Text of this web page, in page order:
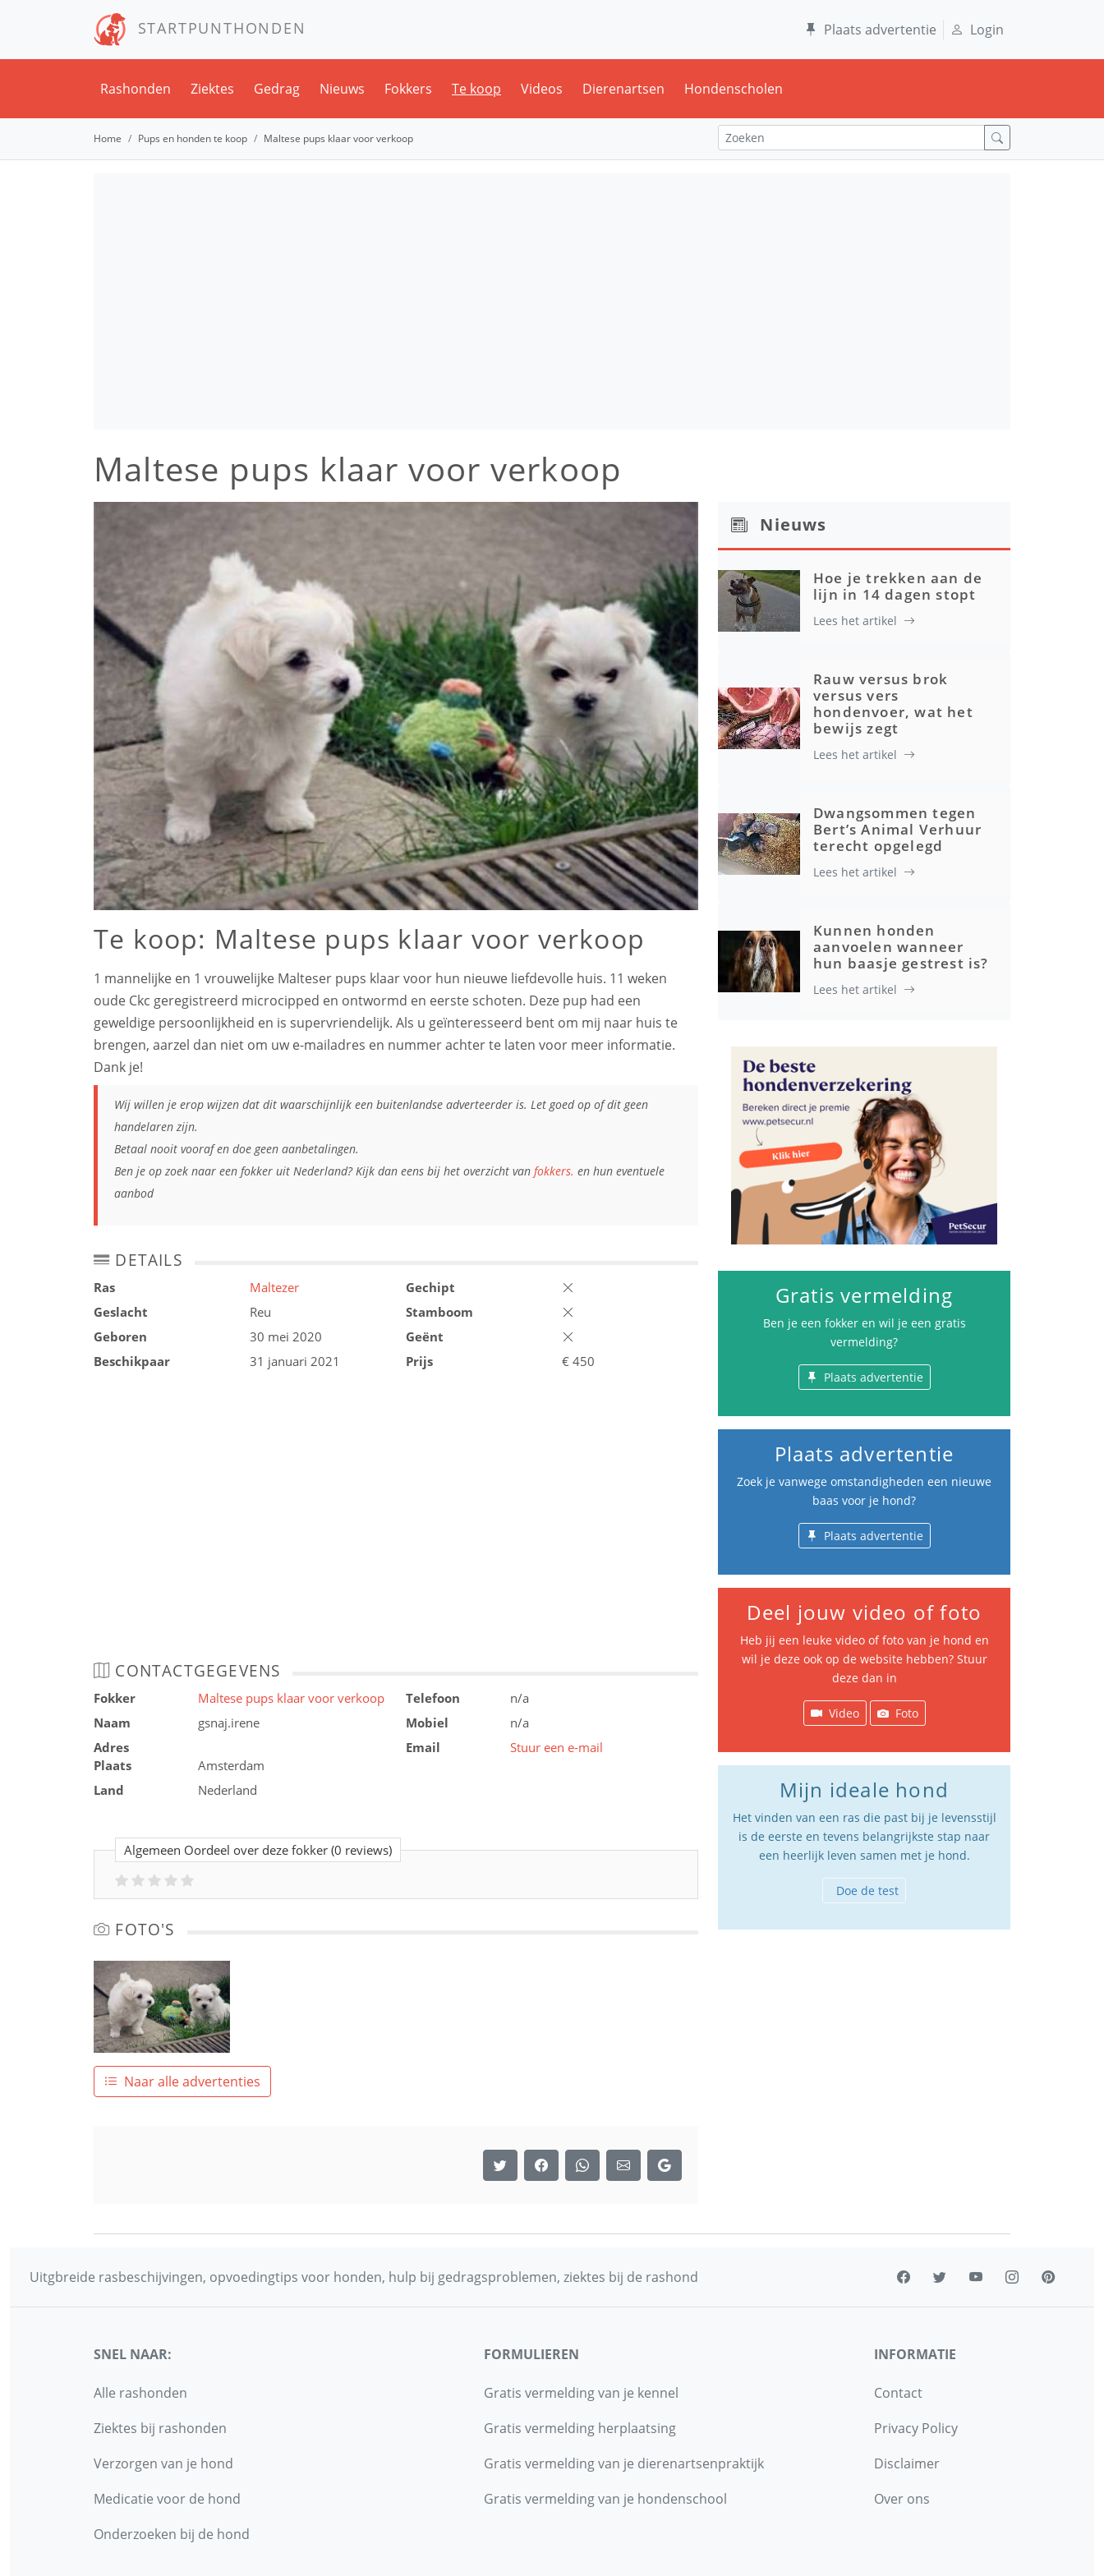
STARTPUNTHONDEN Plaats advertentie Login
Rashonden Ziektes Gedrag Nieuws Fokkers Te koop Videos Dierenartsen Hondenscholen
Home Pups en honden te koop Maltese pups klaar voor verkoop
Maltese pups klaar voor verkoop
Te koop: Maltese pups klaar voor verkoop
1 mannelijke en 1 vrouwelijke Malteser pups klaar voor hun nieuwe liefdevolle huis. 11 weken
oude Ckc geregistreerd microcipped en ontwormd en eerste schoten. Deze pup had een
geweldige persoonlijkheid en is supervriendelijk. Als u geïnteresseerd bent om mij naar huis te
brengen, aarzel dan niet om uw e-mailadres en nummer achter te laten voor meer informatie.
Dank je!
Wij willen je erop wijzen dat dit waarschijnlijk een buitenlandse adverteerder is. Let goed op of dit geen
handelaren zijn.
Betaal nooit vooraf en doe geen aanbetalingen.
Ben je op zoek naar een fokker uit Nederland? Kijk dan eens bij het overzicht van fokkers. en hun eventuele
aanbod
DETAILS
Ras
Maltezer
Geslacht
Reu
Geboren
30 mei 2020
Beschikpaar
31 januari 2021
Gechipt
Stamboom
Geënt
Prijs
€ 450
CONTACTGEGEVENS
Fokker
Maltese pups klaar voor verkoop
Naam
gsnaj.irene
Adres
Plaats
Amsterdam
Land
Nederland
Telefoon
n/a
Mobiel
n/a
Email
Stuur een e-mail
Algemeen Oordeel over deze fokker (0 reviews)
FOTO'S
Naar alle advertenties
Nieuws
Hoe je trekken aan de
lijn in 14 dagen stopt
Lees het artikel
Rauw versus brok
versus vers
hondenvoer, wat het
bewijs zegt
Lees het artikel
Dwangsommen tegen
Bert’s Animal Verhuur
terecht opgelegd
Lees het artikel
Kunnen honden
aanvoelen wanneer
hun baasje gestrest is?
Lees het artikel
Gratis vermelding
Ben je een fokker en wil je een gratis
vermelding?
Plaats advertentie
Plaats advertentie
Zoek je vanwege omstandigheden een nieuwe
baas voor je hond?
Plaats advertentie
Deel jouw video of foto
Heb jij een leuke video of foto van je hond en
wil je deze ook op de website hebben? Stuur
deze dan in
Video Foto
Mijn ideale hond
Het vinden van een ras die past bij je levensstijl
is de eerste en tevens belangrijkste stap naar
een heerlijk leven samen met je hond.
Doe de test
Uitgbreide rasbeschijvingen, opvoedingtips voor honden, hulp bij gedragsproblemen, ziektes bij de rashond
SNEL NAAR:
Alle rashonden
Ziektes bij rashonden
Verzorgen van je hond
Medicatie voor de hond
Onderzoeken bij de hond
FORMULIEREN
Gratis vermelding van je kennel
Gratis vermelding herplaatsing
Gratis vermelding van je dierenartsenpraktijk
Gratis vermelding van je hondenschool
INFORMATIE
Contact
Privacy Policy
Disclaimer
Over ons